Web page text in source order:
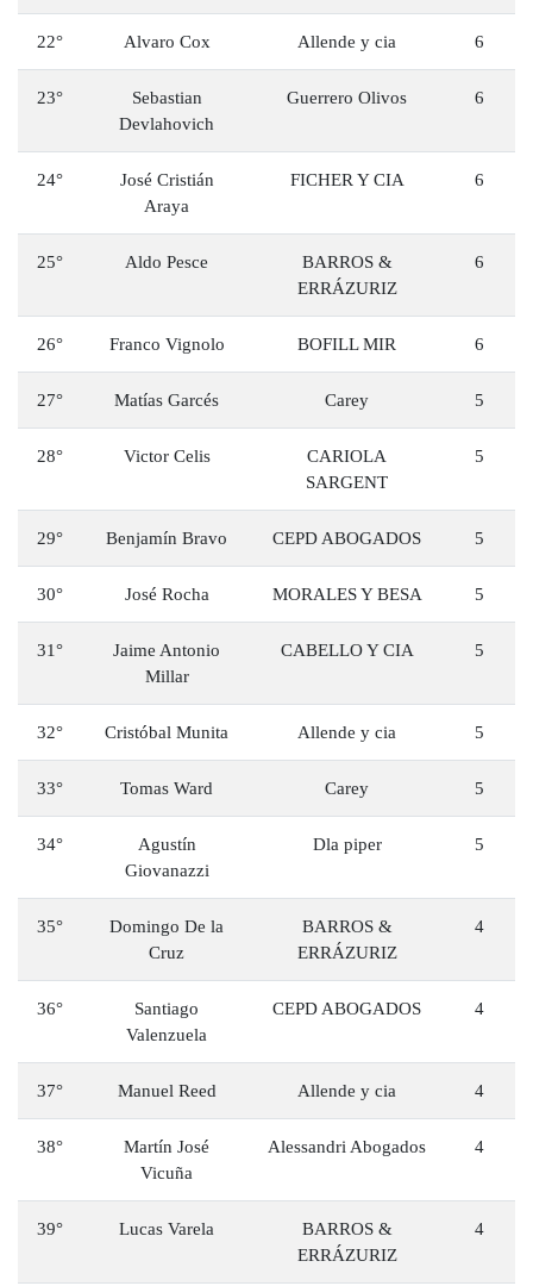
22° Alvaro Cox Allende y cia 6
23°
Sebastian
Devlahovich
Guerrero Olivos 6
24°
José Cristián
Araya
FICHER Y CIA 6
25° Aldo Pesce
BARROS &
ERRÁZURIZ
6
26° Franco Vignolo BOFILL MIR 6
27° ⁠Matías Garcés Carey 5
28° Victor Celis
CARIOLA
SARGENT
5
29° Benjamín Bravo CEPD ABOGADOS 5
30° José Rocha MORALES Y BESA 5
31°
Jaime Antonio
Millar
CABELLO Y CIA 5
32° Cristóbal Munita Allende y cia 5
33° Tomas Ward Carey 5
34°
Agustín
Giovanazzi
Dla piper 5
35°
Domingo De la
Cruz
BARROS &
ERRÁZURIZ
4
36°
Santiago
Valenzuela
CEPD ABOGADOS 4
37° Manuel Reed Allende y cia 4
38°
Martín José
Vicuña
Alessandri Abogados 4
39° Lucas Varela
BARROS &
ERRÁZURIZ
4